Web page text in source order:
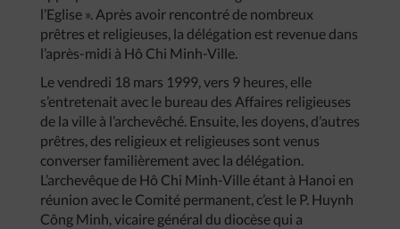
l’Eglise ». Après avoir rencontré de nombreux
prêtres et religieuses, la délégation est revenue dans
l’après-midi à Hô Chi Minh-Ville.
Le vendredi 18 mars 1999, vers 9 heures, elle
s’entretenait avec le bureau des Affaires religieuses
de la ville à l’archevêché. Ensuite, les doyens, d’autres
prêtres, des religieux et religieuses sont venus
converser familièrement avec la délégation.
L’archevêque de Hô Chi Minh-Ville étant à Hanoi en
réunion avec le Comité permanent, c’est le P. Huynh
Công Minh, vicaire général du diocèse qui a